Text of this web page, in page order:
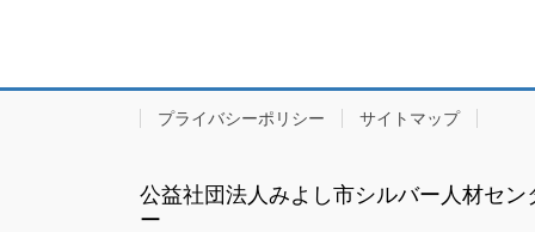
プライバシーポリシー サイトマップ
公益社団法人みよし市シルバー人材セン
ー